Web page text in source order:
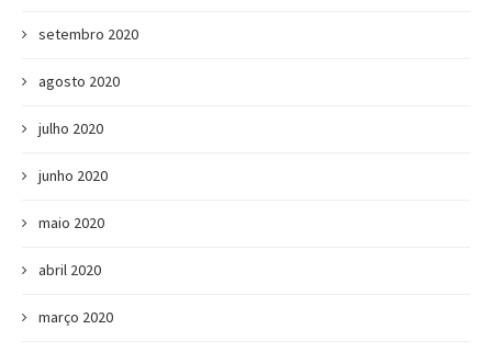
setembro 2020
agosto 2020
julho 2020
junho 2020
maio 2020
abril 2020
março 2020